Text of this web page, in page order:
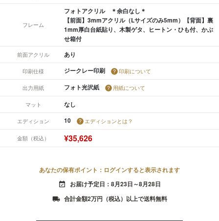
フレーム
フォトアクリル ＊余白なし＊
【前面】3mmアクリル（Lサイズのみ5mm）【背面】裏
1mm厚白台紙貼り、木製ゲタ、ヒートン・ひも付、かぶ
せ箱付
前面アクリル あり
印刷仕様 ジークレー印刷 印刷について
出力用紙 フォト光沢紙 用紙について
マット なし
エディション 10 エディションとは？
金額（税込） ¥35,626
あなたの保有ポイント：ログインすると表示されます
event_available お届け予定日：8月23日～8月28日
local_shipping 合計金額2万円（税込）以上で送料無料